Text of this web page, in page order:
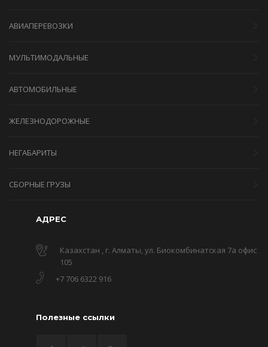
АВИАПЕРЕВОЗКИ
МУЛЬТИМОДАЛЬНЫЕ
АВТОМОБИЛЬНЫЕ
ЖЕЛЕЗНОДОРОЖНЫЕ
НЕГАБАРИТЫ
СБОРНЫЕ ГРУЗЫ
АДРЕС
Казахстан , г. Алматы, ул. Биокомбинатская 7а офис
105
+7 706 6322 916
Полезные ссылки